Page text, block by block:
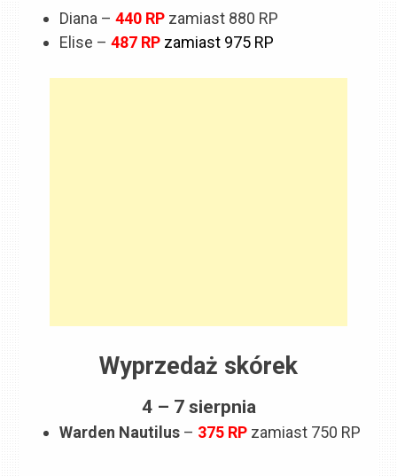
Diana – 440 RP zamiast 880 RP
Elise – 487 RP zamiast 975 RP
Wyprzedaż skórek
4 – 7 sierpnia
Warden Nautilus – 375 RP zamiast 750 RP